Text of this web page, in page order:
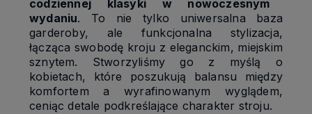
codziennej klasyki w nowoczesnym
wydaniu. To nie tylko uniwersalna baza
garderoby, ale funkcjonalna stylizacja,
łącząca swobodę kroju z eleganckim, miejskim
sznytem. Stworzyliśmy go z myślą o
kobietach, które poszukują balansu między
komfortem a wyrafinowanym wyglądem,
ceniąc detale podkreślające charakter stroju.